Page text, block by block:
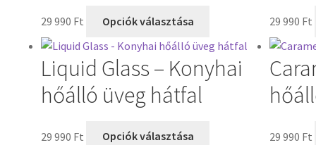
29 990 Ft Opciók választása 29 990 Ft
Liquid Glass – Konyhai
hőálló üveg hátfal
29 990 Ft Opciók választása 29 990 Ft